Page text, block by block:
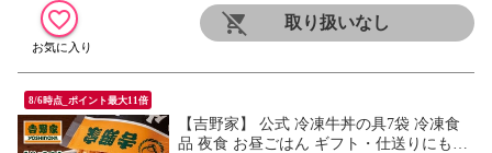
取り扱いなし
8/6時点_ポイント最大11倍
【吉野家】 公式 冷凍牛丼の具7袋 冷凍食
品 夜食 お昼ごはん ギフト・仕送りにも！